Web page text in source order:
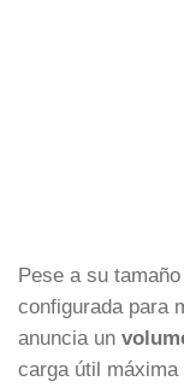
Pese a su
configurada para
anuncia un
carga útil